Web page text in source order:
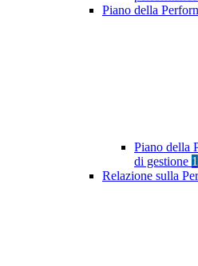
Piano della
Piano della
di gestione 1
Relazione sulla